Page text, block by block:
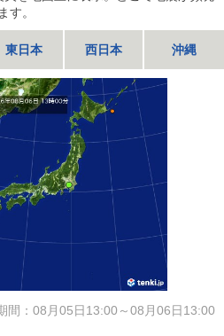
す。
東日本 西日本 沖縄
間：08月05日13:00～08月06日13:00